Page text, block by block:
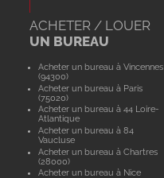
ACHETER / LOUER
UN BUREAU
Acheter un bureau à Vincennes
(94300)
Acheter un bureau à Paris
(75020)
Acheter un bureau à 44 Loire-
Atlantique
Acheter un bureau à 84
Vaucluse
Acheter un bureau à Chartres
(28000)
Acheter un bureau à Nice